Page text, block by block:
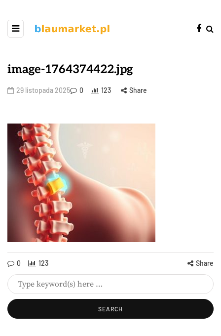
image-1764374422.jpg
29 listopada 2025 0 123 Share
0 123 Share